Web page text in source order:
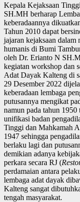
Kepala Kejaksaan
SH.MH berharap
keberadaannya
Tahun 2010 dapat
jajaran kejaksaan
humanis di Bumi
oleh Dr. Erianto N
kegiatan workshop dan
Adat Dayak Kalteng di
29 Desember 2022
keberadaan lembaga
putusannya mengikat
namun pada tahun
unifikasi badan
Tinggi dan Mahkamah
1947 sehingga
berlaku lagi dan
demikian adanya
perkara secara RJ (
perdamaian antara
lembaga adat dayak
Kalteng sangat
tengah masyarakat.